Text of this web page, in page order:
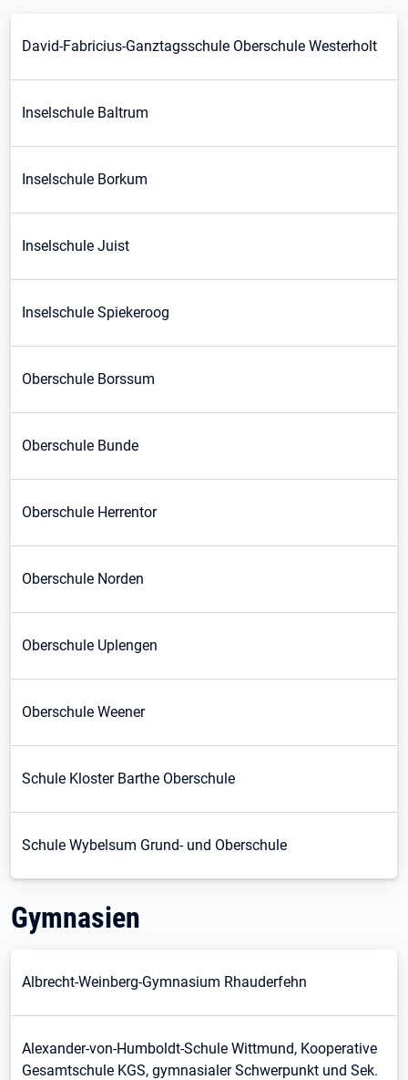
David-Fabricius-Ganztagsschule Oberschule Westerholt
Inselschule Baltrum
Inselschule Borkum
Inselschule Juist
Inselschule Spiekeroog
Oberschule Borssum
Oberschule Bunde
Oberschule Herrentor
Oberschule Norden
Oberschule Uplengen
Oberschule Weener
Schule Kloster Barthe Oberschule
Schule Wybelsum Grund- und Oberschule
Gymnasien
Albrecht-Weinberg-Gymnasium Rhauderfehn
Alexander-von-Humboldt-Schule Wittmund, Kooperative
Gesamtschule KGS, gymnasialer Schwerpunkt und Sek.